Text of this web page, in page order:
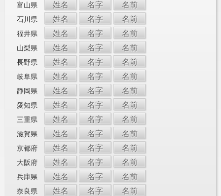
富山県 姓名 名字 名前
石川県 姓名 名字 名前
福井県 姓名 名字 名前
山梨県 姓名 名字 名前
長野県 姓名 名字 名前
岐阜県 姓名 名字 名前
静岡県 姓名 名字 名前
愛知県 姓名 名字 名前
三重県 姓名 名字 名前
滋賀県 姓名 名字 名前
京都府 姓名 名字 名前
大阪府 姓名 名字 名前
兵庫県 姓名 名字 名前
奈良県 姓名 名字 名前